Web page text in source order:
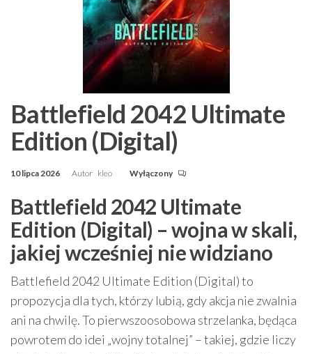
Battlefield 2042 Ultimate
Edition (Digital)
10 lipca 2026 Autor kleo Wyłączony
Battlefield 2042 Ultimate
Edition (Digital) – wojna w skali,
jakiej wcześniej nie widziano
Battlefield 2042 Ultimate Edition (Digital) to
propozycja dla tych, którzy lubią, gdy akcja nie zwalnia
ani na chwilę. To pierwszoosobowa strzelanka, będąca
powrotem do idei „wojny totalnej” – takiej, gdzie liczy